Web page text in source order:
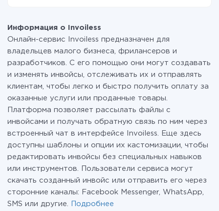
перейти на платный, при необходимости. Подробнее
отарифах.
Информация о Invoiless
Онлайн-сервис Invoiless предназначен для
владельцев малого бизнеса, фрилансеров и
разработчиков. С его помощью они могут создавать
и изменять инвойсы, отслеживать их и отправлять
клиентам, чтобы легко и быстро получить оплату за
оказанные услуги или проданные товары.
Платформа позволяет рассылать файлы с
инвойсами и получать обратную связь по ним через
встроенный чат в интерфейсе Invoiless. Еще здесь
доступны шаблоны и опции их кастомизации, чтобы
редактировать инвойсы без специальных навыков
или инструментов. Пользователи сервиса могут
скачать созданный инвойс или отправить его через
сторонние каналы: Facebook Messenger, WhatsApp,
SMS или другие.
Подробнее